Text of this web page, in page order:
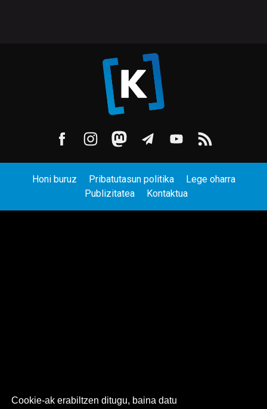
Cookie-ak erabiltzen ditugu, baina datu
Honi buruz Pribatutasun politika
Lege oharra
Publizitatea
Kontaktua